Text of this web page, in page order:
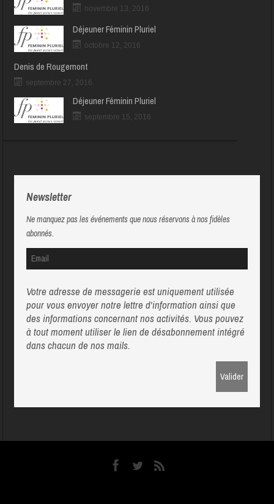
novembre 13, 2016
Déjeuner Féminin Pluriel
octobre 12, 2016
Denis de Rougemont
septembre 27, 2016
Déjeuner Féminin Pluriel
septembre 15, 2016
Newsletter
Ne manquez pas les événements que nous réservons à nos fidèles
abonnés.
Votre adresse de messagerie est uniquement utilisée
pour vous envoyer notre lettre d'information ainsi que
des informations concernant nos activités. Vous pouvez
à tout moment utiliser le lien de désabonnement intégré
dans chacun de nos mails.